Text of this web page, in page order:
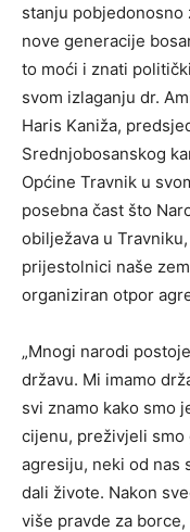
stanju
nove generacije
to moći i znati
svom izlaganju dr.
Haris Kaniža,
Srednjobosanskog
Općine Travnik u
posebna čast što
obilježava u
prijestolnici naše
organiziran otpor
„Mnogi narodi
državu. Mi imamo
svi znamo kako smo
cijenu, preživjeli
agresiju, neki od nas
dali živote. Nakon
više pravde za